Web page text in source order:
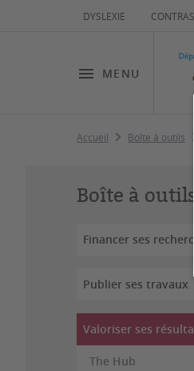
DYSLEXIE
MENU
Accueil Boîte à outils
Boîte à outils
Financer ses
Publier ses travaux
Valoriser ses
The Hub